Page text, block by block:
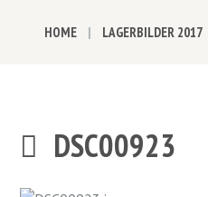
HOME LAGERBILDER 2017
DSC00923